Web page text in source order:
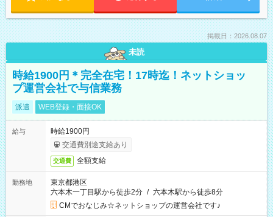
掲載日：2026.08.07
未読
時給1900円＊完全在宅！17時迄！ネットショッ
プ運営会社で与信業務
派遣 WEB登録・面接OK
給与
時給1900円
交通費別途支給あり
交通費 全額支給
勤務地
東京都港区
六本木一丁目駅から徒歩2分 / 六本木駅から徒歩8分
CMでおなじみ☆ネットショップの運営会社です♪